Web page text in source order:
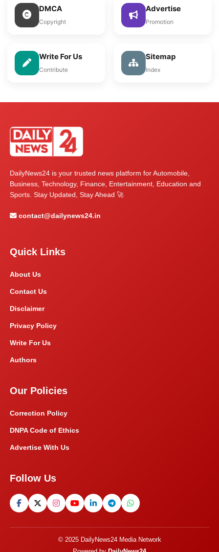
DMCA
Copyright
Advertise
Promotion
Write For Us
Contribute
Sitemap
Index
DailyNews24 is your trusted news platform for Automobile,
Business, Technology, Finance, Entertainment, Education and
Sports. Stay Updated, Stay Ahead 🚀
contact@dailynews24.in
Quick Links
About Us
Contact Us
Disclaimer
Privacy Policy
Write For Us
Authors
Our Policies
Correction Policy
DNPA Code of Ethics
Advertise With Us
Follow Us
© 2025 DailyNews24 Media Network